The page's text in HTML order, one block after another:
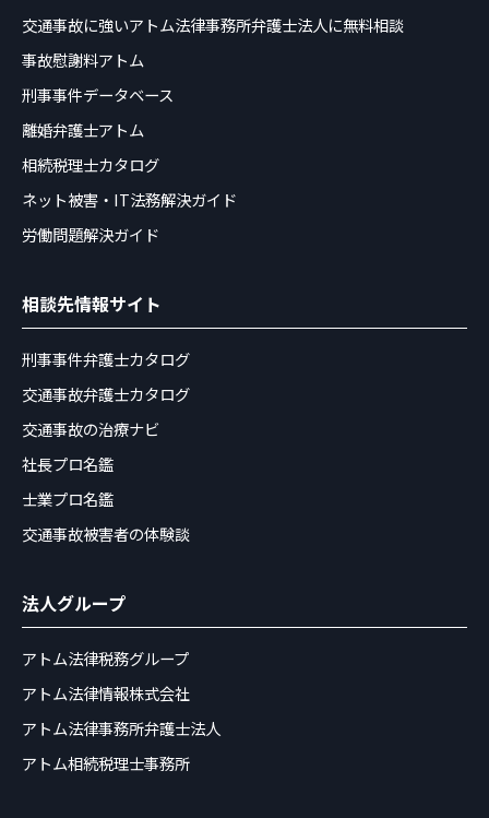
交通事故に強いアトム法律事務所弁護士法人に無料相談
事故慰謝料アトム
刑事事件データベース
離婚弁護士アトム
相続税理士カタログ
ネット被害・IT法務解決ガイド
労働問題解決ガイド
相談先情報サイト
刑事事件弁護士カタログ
交通事故弁護士カタログ
交通事故の治療ナビ
社長プロ名鑑
士業プロ名鑑
交通事故被害者の体験談
法人グループ
アトム法律税務グループ
アトム法律情報株式会社
アトム法律事務所弁護士法人
アトム相続税理士事務所